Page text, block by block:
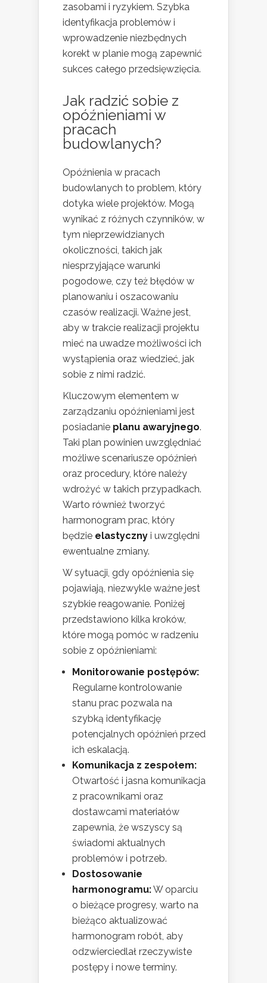
zasobami i ryzykiem. Szybka
identyfikacja problemów i
wprowadzenie niezbędnych
korekt w planie mogą zapewnić
sukces całego przedsięwzięcia.
Jak radzić sobie z
opóźnieniami w
pracach
budowlanych?
Opóźnienia w pracach
budowlanych to problem, który
dotyka wiele projektów. Mogą
wynikać z różnych czynników, w
tym nieprzewidzianych
okoliczności, takich jak
niesprzyjające warunki
pogodowe, czy też błędów w
planowaniu i oszacowaniu
czasów realizacji. Ważne jest,
aby w trakcie realizacji projektu
mieć na uwadze możliwości ich
wystąpienia oraz wiedzieć, jak
sobie z nimi radzić.
Kluczowym elementem w
zarządzaniu opóźnieniami jest
posiadanie planu awaryjnego.
Taki plan powinien uwzględniać
możliwe scenariusze opóźnień
oraz procedury, które należy
wdrożyć w takich przypadkach.
Warto również tworzyć
harmonogram prac, który
będzie elastyczny i uwzględni
ewentualne zmiany.
W sytuacji, gdy opóźnienia się
pojawiają, niezwykle ważne jest
szybkie reagowanie. Poniżej
przedstawiono kilka kroków,
które mogą pomóc w radzeniu
sobie z opóźnieniami:
Monitorowanie postępów:
Regularne kontrolowanie
stanu prac pozwala na
szybką identyfikację
potencjalnych opóźnień przed
ich eskalacją.
Komunikacja z zespołem:
Otwartość i jasna komunikacja
z pracownikami oraz
dostawcami materiałów
zapewnia, że wszyscy są
świadomi aktualnych
problemów i potrzeb.
Dostosowanie
harmonogramu:W oparciu
o bieżące progresy, warto na
bieżąco aktualizować
harmonogram robót, aby
odzwierciedlał rzeczywiste
postępy i nowe terminy.